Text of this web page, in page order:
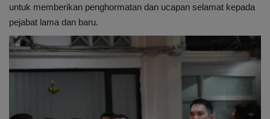
Infotorial
Ekonomi
Mitra
untuk memberikan penghormatan dan ucapan selamat kepada
pejabat lama dan baru.